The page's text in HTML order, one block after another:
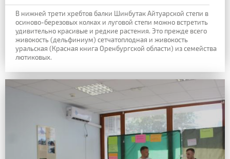
В нижней трети хребтов балки Шинбутак Айтуарской степи в
осиново-березовых колках и луговой степи можно встретить
удивительно красивые и редкие растения. Это прежде всего
живокость (дельфиниум) сетчатоплодная и живокость
уральская (Красная книга Оренбургской области) из семейства
лютиковых.